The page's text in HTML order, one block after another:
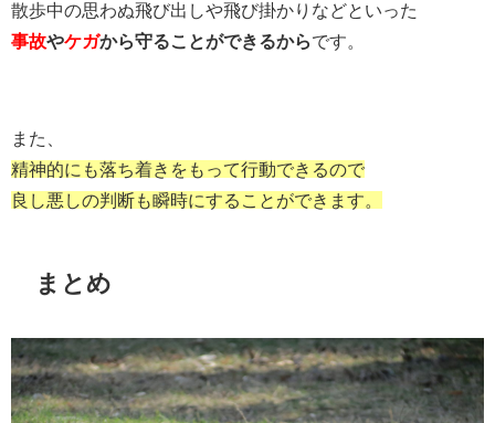
散歩中の思わぬ飛び出しや飛び掛かりなどといった
事故やケガから守ることができるからです。
また、
精神的にも落ち着きをもって行動できるので
良し悪しの判断も瞬時にすることができます。
まとめ